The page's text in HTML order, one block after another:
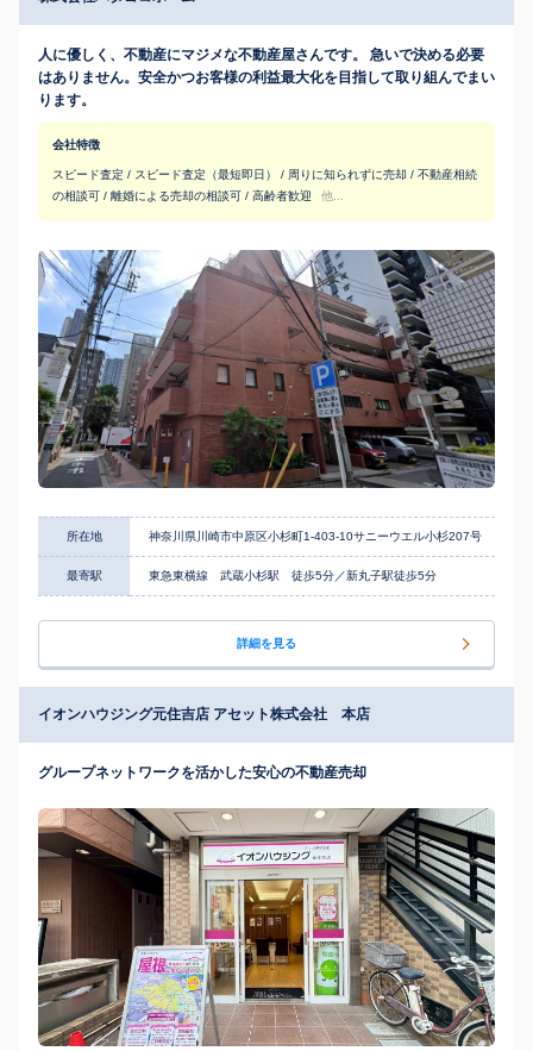
人に優しく、不動産にマジメな不動産屋さんです。 急いで決める必要
はありません。安全かつお客様の利益最大化を目指して取り組んでまい
ります。
会社特徴
スピード査定 / スピード査定（最短即日） / 周りに知られずに売却 / 不動産相続
の相談可 / 離婚による売却の相談可 / 高齢者歓迎
他...
所在地 神奈川県川崎市中原区小杉町1-403-10サニーウエル小杉207号
最寄駅 東急東横線 武蔵小杉駅 徒歩5分／新丸子駅徒歩5分
詳細を見る
イオンハウジング元住吉店 アセット株式会社 本店
グループネットワークを活かした安心の不動産売却